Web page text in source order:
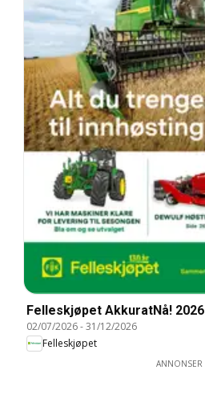
Felleskjøpet AkkuratNå! 2026
02/07/2026-31/12/2026
Felleskjøpet
ANNONSER